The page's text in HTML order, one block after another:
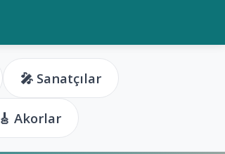
🎤 Sanatçılar
🎸 Akorlar